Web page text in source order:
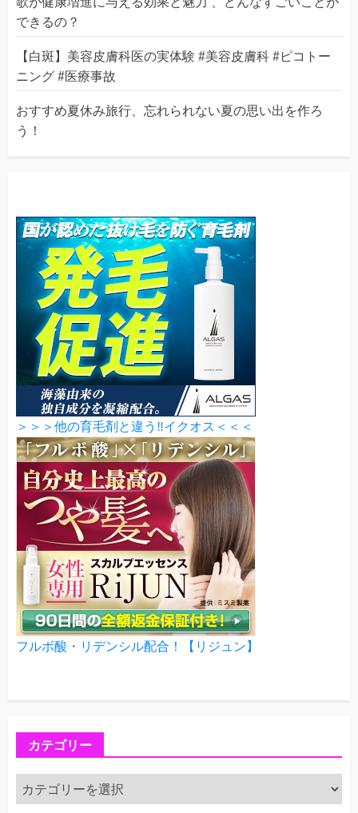
できるの？
【白斑】美容皮膚科医の実体験 #美容皮膚科 #ピコトー
ニング #医療事故
おすすめ夏休み旅行、忘れられない夏の思い出を作ろ
う！
＞＞＞他の育毛剤と違う‼イクオス＜＜＜
フルボ酸・リデンシル配合！【リジュン】
カテゴリー
カ
テ